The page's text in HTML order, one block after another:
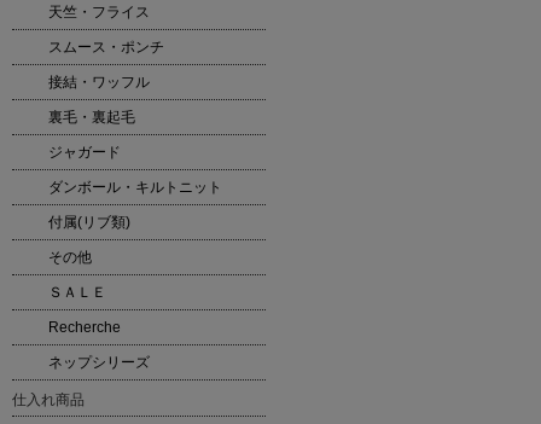
天竺・フライス
スムース・ポンチ
接結・ワッフル
裏毛・裏起毛
ジャガード
ダンボール・キルトニット
付属(リブ類)
その他
ＳＡＬＥ
Recherche
ネップシリーズ
仕入れ商品